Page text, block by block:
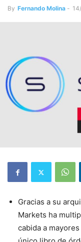
By Fernando Molina -
Gracias a su
Markets ha
cabida a